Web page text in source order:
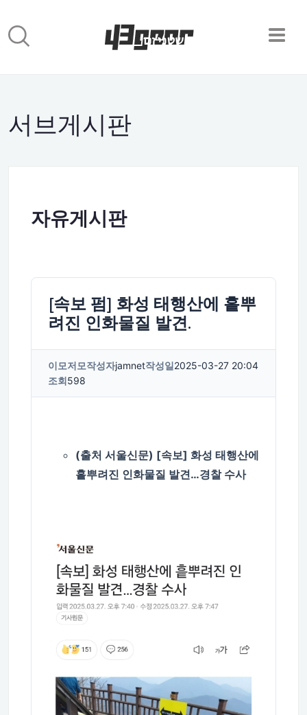
서브게시판
자유게시판
[속보 펌] 화성 태행산에 흩뿌
려진 인화물질 발견.
이모저모작성자jamnet작성일2025-03-27 20:04
조회598
(출처 서울신문) [속보] 화성 태행산에
흩뿌려진 인화물질 발견…경찰 수사